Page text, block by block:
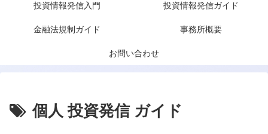
投資情報発信入門 投資情報発信ガイド
金融法規制ガイド 事務所概要
お問い合わせ
個人 投資発信 ガイド